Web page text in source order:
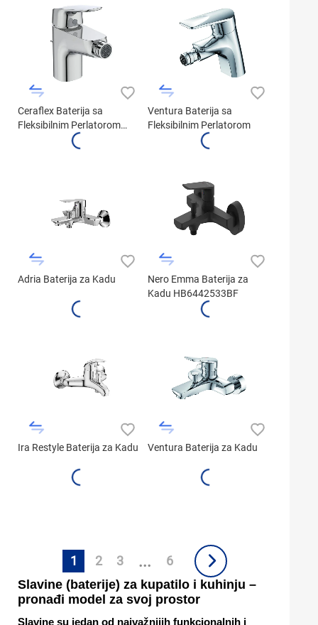
Ceraflex Baterija sa
Fleksibilnim Perlatorom
Ventura Baterija sa
Fleksibilnim Perlatorom
Adria Baterija za Kadu
Nero Emma Baterija za
Kadu HB6442533BF
Ira Restyle Baterija za Kadu Ventura Baterija za Kadu
1 2 3 ... 6
Slavine (baterije) za kupatilo i kuhinju –
pronađi model za svoj prostor
Slavine su jedan od najvažnijih funkcionalnih i